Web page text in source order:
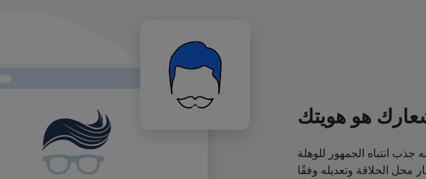
هو هويتك
جذب انتباه الجمهور للوهلة
الحلاقة وتعديله وفقًا